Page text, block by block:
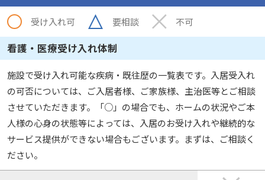
受け入れ可 要相談 不可
看護・医療受け入れ体制
施設で受け入れ可能な疾病・既往歴の一覧表です。入居受入れ
の可否については、ご入居者様、ご家族様、主治医等とご相談
させていただきます。「○」の場合でも、ホームの状況やご本
人様の心身の状態等によっては、入居のお受け入れや継続的な
サービス提供ができない場合もございます。まずは、ご相談く
ださい。